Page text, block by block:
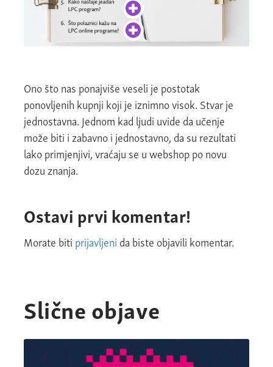
Ono što nas ponajviše veseli je postotak
ponovljenih kupnji koji je iznimno visok. Stvar je
jednostavna. Jednom kad ljudi uvide da učenje
može biti i zabavno i jednostavno, da su rezultati
lako primjenjivi, vraćaju se u webshop po novu
dozu znanja.
Ostavi prvi komentar!
Morate biti prijavljeni da biste objavili komentar.
Slične objave